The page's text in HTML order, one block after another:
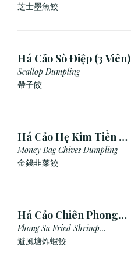
芝⼠墨⿂餃
Há Cảo Sò Điệp (3 Viên)
Scallop Dumpling
帶子餃
Há Cảo Hẹ Kim Tiền (3
Viên)
Money Bag Chives Dumpling
金錢韭菜餃
Há Cảo Chiên Phong
Sa
Phong Sa Fried Shrimp
Dumpling (Garlic Breadcrumb)
避風塘炸蝦餃